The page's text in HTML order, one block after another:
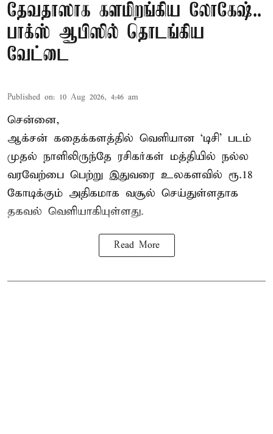
தேவதாஸாக களமிறங்கிய லோகேஷ்..
பாக்ஸ் ஆபிஸில் தொடங்கிய
வேட்டை
Published on: 10 Aug 2026, 4:46 am
சென்னை,
ஆக்சன் கதைக்களத்தில் வெளியான ‘டிசி’ படம்
முதல் நாளிலிருந்தே ரசிகர்கள் மத்தியில் நல்ல
வரவேற்பை பெற்று இதுவரை உலகளவில் ரூ.18
கோடிக்கும் அதிகமாக வசூல் செய்துள்ளதாக
தகவல் வெளியாகியுள்ளது.
Read More